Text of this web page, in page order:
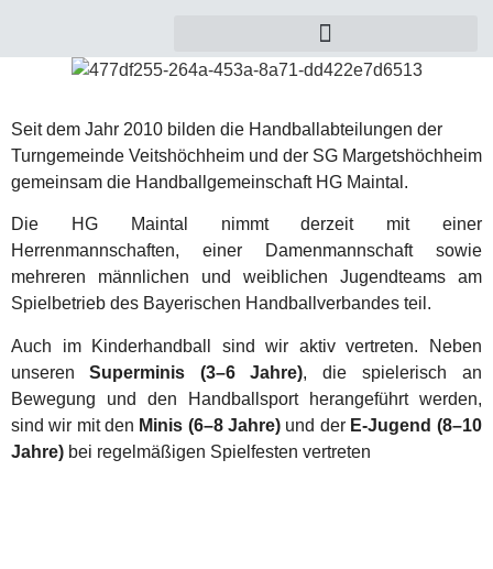
Seit dem Jahr 2010 bilden die Handballabteilungen der
Turngemeinde Veitshöchheim und der SG Margetshöchheim
gemeinsam die Handballgemeinschaft HG Maintal.
Die HG Maintal nimmt derzeit mit einer
Herrenmannschaften, einer Damenmannschaft sowie
mehreren männlichen und weiblichen Jugendteams am
Spielbetrieb des Bayerischen Handballverbandes teil.
Auch im Kinderhandball sind wir aktiv vertreten. Neben
unseren Superminis (3–6 Jahre), die spielerisch an
Bewegung und den Handballsport herangeführt werden,
sind wir mit den Minis (6–8 Jahre) und der E-Jugend (8–10
Jahre) bei regelmäßigen Spielfesten vertreten